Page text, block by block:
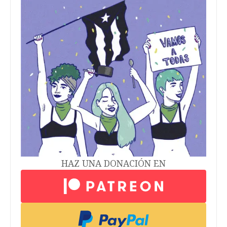
HAZ UNA DONACIÓN EN